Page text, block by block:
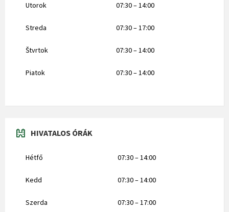
Utorok 07:30 – 14:00
Streda 07:30 – 17:00
Štvrtok 07:30 – 14:00
Piatok 07:30 – 14:00
HIVATALOS ÓRÁK
Hétfő 07:30 – 14:00
Kedd 07:30 – 14:00
Szerda 07:30 – 17:00